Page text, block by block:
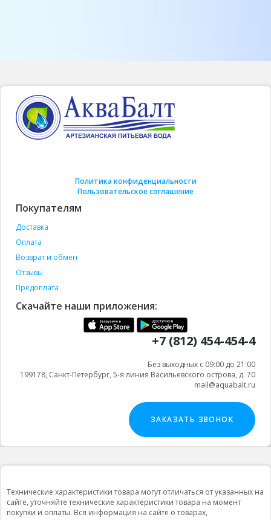
Политика конфиденциальности
Пользовательское соглашение
Покупателям
Доставка
Оплата
Возврат и обмен
Отзывы
Предоплата
Скачайте наши приложения:
+7 (812) 454-454-4
Без выходных с 09:00 до 21:00
199178, Санкт-Петербург, 5-я линия Васильевского острова, д. 70
mail@aquabalt.ru
ЗАКАЗАТЬ ЗВОНОК
Технические характеристики товара могут отличаться от указанных на
сайте, уточняйте технические характеристики товара на момент
покупки и оплаты. Вся информация на сайте о товарах,